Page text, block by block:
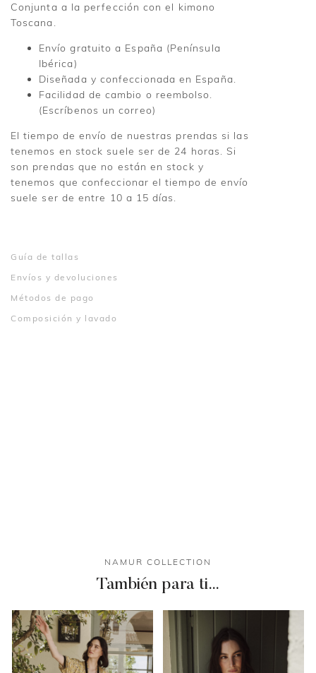
Conjunta a la perfección con el kimono
Toscana.
Envío gratuito a España (Península
Ibérica)
Diseñada y confeccionada en España.
Facilidad de cambio o reembolso.
(Escríbenos un correo)
El tiempo de envío de nuestras prendas si las
tenemos en stock suele ser de 24 horas. Si
son prendas que no están en stock y
tenemos que confeccionar el tiempo de envío
suele ser de entre 10 a 15 días.
Guía de tallas
Envíos y devoluciones
Métodos de pago
Composición y lavado
NAMUR COLLECTION
También para ti…